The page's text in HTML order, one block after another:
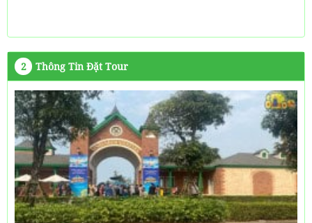
2 Thông Tin Đặt Tour